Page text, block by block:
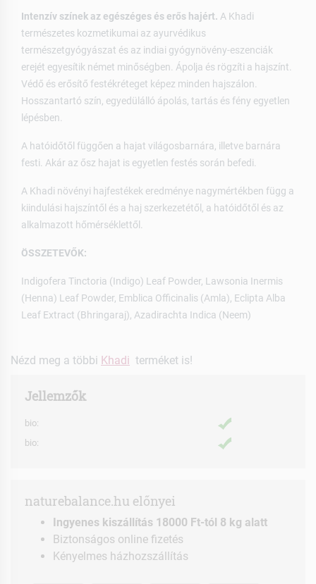
Intenzív színek az egészéges és erős hajért. A Khadi
természetes kozmetikumai az ayurvédikus
természetgyógyászat és az indiai gyógynövény-eszenciák
erejét egyesítik német minőségben. Ápolja és rögzíti a hajszínt.
Védő és erősítő festékréteget képez minden hajszálon.
Hosszantartó szín, egyedülálló ápolás, tartás és fény egyetlen
lépésben.
A hatóidőtől függően a hajat világosbarnára, illetve barnára
festi. Akár az ősz hajat is egyetlen festés során befedi.
A Khadi növényi hajfestékek eredménye nagymértékben függ a
kiindulási hajszíntől és a haj szerkezetétől, a hatóidőtől és az
alkalmazott hőmérséklettől.
ÖSSZETEVŐK:
Indigofera Tinctoria (Indigo) Leaf Powder, Lawsonia Inermis
(Henna) Leaf Powder, Emblica Officinalis (Amla), Eclipta Alba
Leaf Extract (Bhringaraj), Azadirachta Indica (Neem)
Nézd meg a többi Khadi terméket is!
Jellemzők
bio:
bio:
naturebalance.hu előnyei
Ingyenes kiszállítás 18000 Ft-tól 8 kg alatt
Biztonságos online fizetés
Kényelmes házhozszállítás